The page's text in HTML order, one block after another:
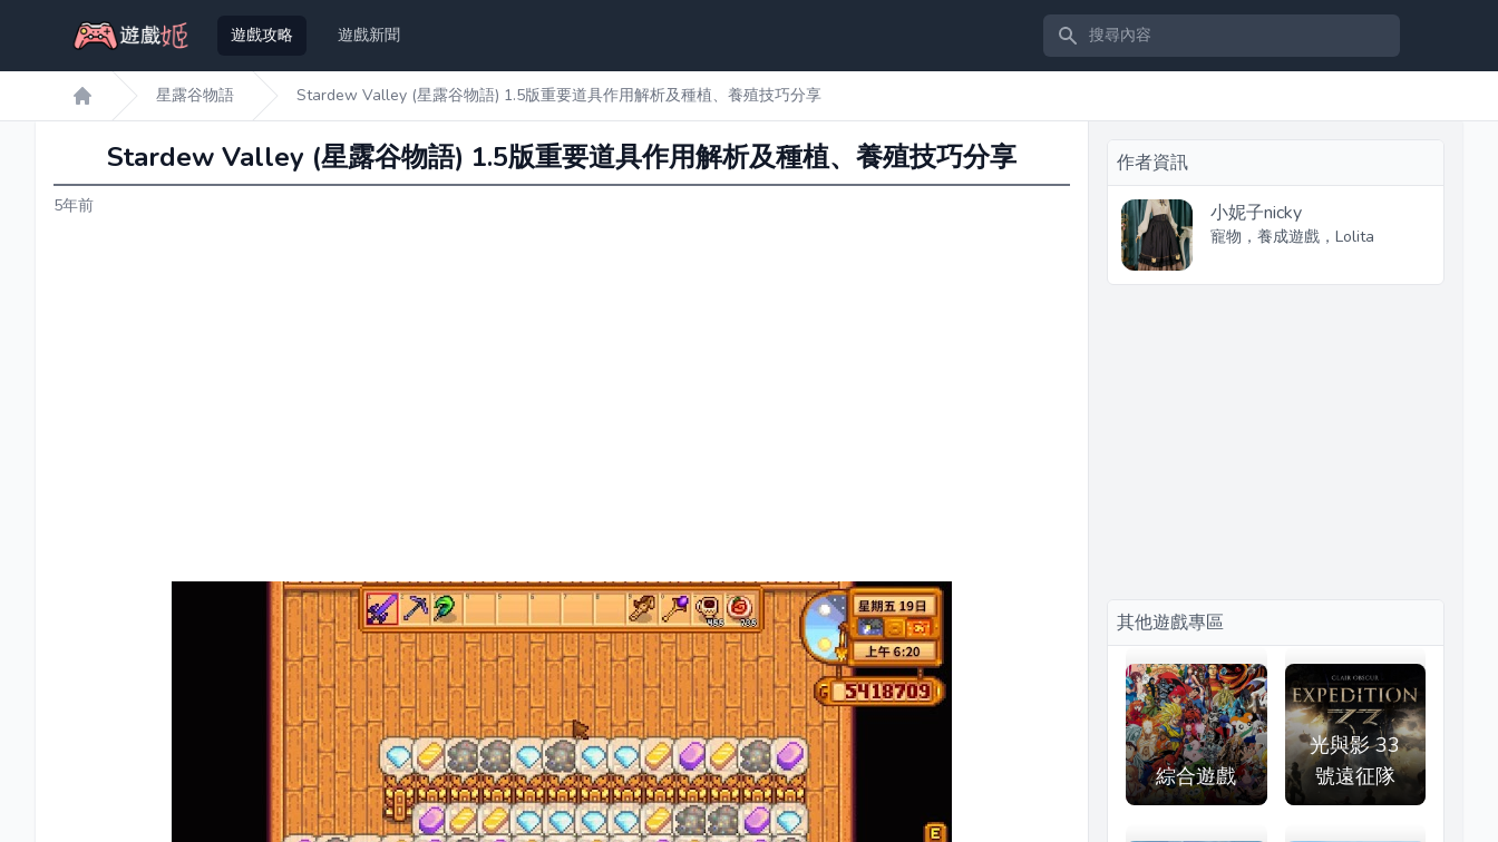
遊戲攻略 遊戲新聞 搜尋內容
遊戲姬首頁
星露谷物語 Stardew Valley (星露谷物語) 1.5版重要道具作用解析及種植、養殖技巧分享
Stardew Valley (星露谷物語) 1.5版重要道具作用解析及種植、養殖技巧分享
5年前
作者資訊
小妮子nicky
寵物，養成遊戲，Lolita
其他遊戲專區
綜合遊戲
光與影 33
號遠征隊